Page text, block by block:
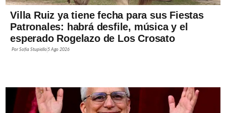
Villa Ruiz ya tiene fecha para sus Fiestas
Patronales: habrá desfile, música y el
esperado Rogelazo de Los Crosato
PorSofía Stupiello5 Ago 2026